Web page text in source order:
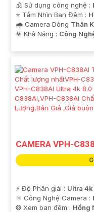
🕉️ Sử dụng công nghệ :
⭐ Tầm Nhìn Ban Đêm :
🌧️ Camera Dòng Thân
️☣️ Khả Năng : Công
CAMERA VPH-
️⚡ Độ Phân giải : Ultra 4k
⚛️ Công Nghệ Camera :
❂ Xem ban đêm : Hồng